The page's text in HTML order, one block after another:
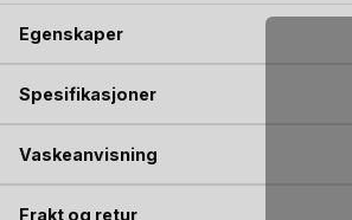
Balaclava Ull - 100%
399
Egenskaper
Spesifikasjoner
Vaskeanvisning
Frakt og retur